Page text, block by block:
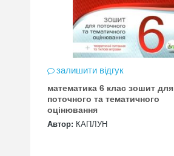
залишити відгук
математика 6 клас зошит для
поточного та тематичного
оцінювання
Автор: КАПЛУН